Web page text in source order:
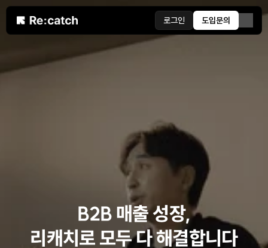
B2B 매출 성장,
리캐치로 모두 다 해결합니다
로그인 도입문의